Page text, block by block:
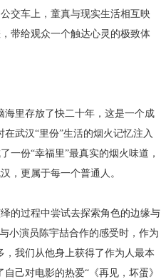
交车上，童真与现实生活相互映
带给观众一个触达心灵的极致体
海里存放了快二十年，这是一个成
武汉“里份”生活的烟火记忆注入
一份“幸福里”最真实的烟火味道，
，更属于每一个普通人。
的过程中尝试去探索角色的边缘与
小演员陈宇喆合作的感受时，作为
我们从他身上获得了作为人最本
自己对电影的热爱“《再见，坏蛋》